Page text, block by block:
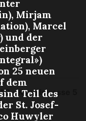
Mirjam
Marcel
und der
25 neuen
dem
Teil des
St. Josef-
Huwyler
- Kapellstrasse 5